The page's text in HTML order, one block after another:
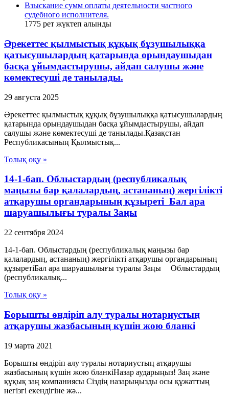
Взыскание сумм оплаты деятельности частного
судебного исполнителя.
1775 рет жүктеп алынды
Әрекеттес қылмыстық құқық бұзушылыққа
қатысушылардың қатарында орындаушыдан
басқа ұйымдастырушы, айдап салушы және
көмектесуші де танылады.
29 августа 2025
Әрекеттес қылмыстық құқық бұзушылыққа қатысушылардың
қатарында орындаушыдан басқа ұйымдастырушы, айдап
салушы және көмектесуші де танылады.Қазақстан
Республикасының Қылмыстық...
Толық оқу »
14-1-бап. Облыстардың (республикалық
маңызы бар қалалардың, астананың) жергілікті
атқарушы органдарының құзыреті Бал ара
шаруашылығы туралы Заңы
22 сентября 2024
14-1-бап. Облыстардың (республикалық маңызы бар
қалалардың, астананың) жергілікті атқарушы органдарының
құзыретіБал ара шаруашылығы туралы Заңы Облыстардың
(республикалық...
Толық оқу »
Борышты өндіріп алу туралы нотариустың
атқарушы жазбасының күшін жою бланкі
19 марта 2021
Борышты өндіріп алу туралы нотариустың атқарушы
жазбасының күшін жою бланкіНазар аударыңыз! Заң және
құқық заң компаниясы Сіздің назарыңызды осы құжаттың
негізгі екендігіне жә...